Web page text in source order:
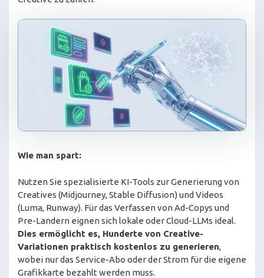
Wie man spart:
Nutzen Sie spezialisierte KI-Tools zur Generierung von
Creatives (Midjourney, Stable Diffusion) und Videos
(Luma, Runway). Für das Verfassen von Ad-Copys und
Pre-Landern eignen sich lokale oder Cloud-LLMs ideal.
Dies ermöglicht es, Hunderte von Creative-
Variationen praktisch kostenlos zu generieren,
wobei nur das Service-Abo oder der Strom für die eigene
Grafikkarte bezahlt werden muss.